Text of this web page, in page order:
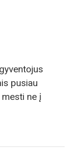
pusiau
ne į